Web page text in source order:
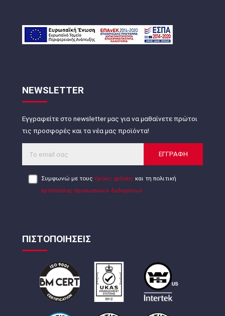
NEWSLETTER
Εγγραφείτε στο newsletter μας για να μαθαίνετε πρώτοι
τις προσφορές και τα νέα μας προϊόντα!
ΕΓΓΡΑΦΗ
Συμφωνώ με τους όρους χρήσης και τη πολιτική
προστασίας προσωπικών δεδομένων
ΠΙΣΤΟΠΟΙΗΣΕΙΣ